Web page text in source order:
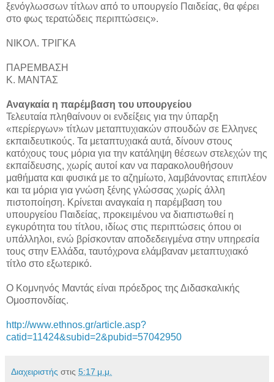
ξενόγλωσσων τίτλων από το υπουργείο Παιδείας, θα φέρει
στο φως τερατώδεις περιπτώσεις».
ΝΙΚΟΛ. ΤΡΙΓΚΑ
ΠΑΡΕΜΒΑΣΗ
Κ. ΜΑΝΤΑΣ
Αναγκαία η παρέμβαση του υπουργείου
Τελευταία πληθαίνουν οι ενδείξεις για την ύπαρξη
«περίεργων» τίτλων μεταπτυχιακών σπουδών σε Ελληνες
εκπαιδευτικούς. Τα μεταπτυχιακά αυτά, δίνουν στους
κατόχους τους μόρια για την κατάληψη θέσεων στελεχών της
εκπαίδευσης, χωρίς αυτοί καν να παρακολουθήσουν
μαθήματα και φυσικά με το αζημίωτο, λαμβάνοντας επιπλέον
και τα μόρια για γνώση ξένης γλώσσας χωρίς άλλη
πιστοποίηση. Κρίνεται αναγκαία η παρέμβαση του
υπουργείου Παιδείας, προκειμένου να διαπιστωθεί η
εγκυρότητα του τίτλου, ιδίως στις περιπτώσεις όπου οι
υπάλληλοι, ενώ βρίσκονταν αποδεδειγμένα στην υπηρεσία
τους στην Ελλάδα, ταυτόχρονα ελάμβαναν μεταπτυχιακό
τίτλο στο εξωτερικό.
Ο Κομνηνός Μαντάς είναι πρόεδρος της Διδασκαλικής
Ομοσπονδίας.
http://www.ethnos.gr/article.asp?
catid=11424&subid=2&pubid=57042950
Διαχειριστής στις 5:17 μ.μ.